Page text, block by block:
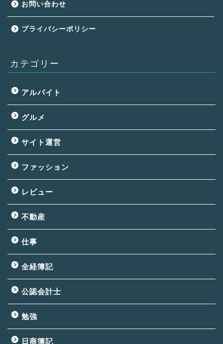
お問い合わせ
プライバシーポリシー
カテゴリー
アルバイト
グルメ
サイト運営
ファッション
レビュー
不動産
仕事
全経簿記
公認会計士
勉強
日商簿記